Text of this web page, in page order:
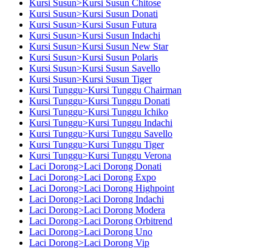
Kursi Susun>Kursi Susun Chitose
Kursi Susun>Kursi Susun Donati
Kursi Susun>Kursi Susun Futura
Kursi Susun>Kursi Susun Indachi
Kursi Susun>Kursi Susun New Star
Kursi Susun>Kursi Susun Polaris
Kursi Susun>Kursi Susun Savello
Kursi Susun>Kursi Susun Tiger
Kursi Tunggu>Kursi Tunggu Chairman
Kursi Tunggu>Kursi Tunggu Donati
Kursi Tunggu>Kursi Tunggu Ichiko
Kursi Tunggu>Kursi Tunggu Indachi
Kursi Tunggu>Kursi Tunggu Savello
Kursi Tunggu>Kursi Tunggu Tiger
Kursi Tunggu>Kursi Tunggu Verona
Laci Dorong>Laci Dorong Donati
Laci Dorong>Laci Dorong Expo
Laci Dorong>Laci Dorong Highpoint
Laci Dorong>Laci Dorong Indachi
Laci Dorong>Laci Dorong Modera
Laci Dorong>Laci Dorong Orbitrend
Laci Dorong>Laci Dorong Uno
Laci Dorong>Laci Dorong Vip